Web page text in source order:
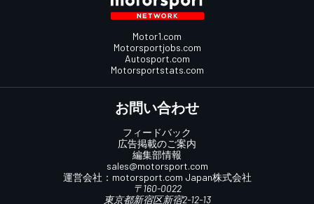
Motor1.com
Motorsportjobs.com
Autosport.com
Motorsportstats.com
お問い合わせ
フィードバック
広告掲載のご案内
編集部情報
sales@motorsport.com
運営会社： motorsport.com Japan株式会社
〒160-0022
東京都新宿区新宿2-12-13